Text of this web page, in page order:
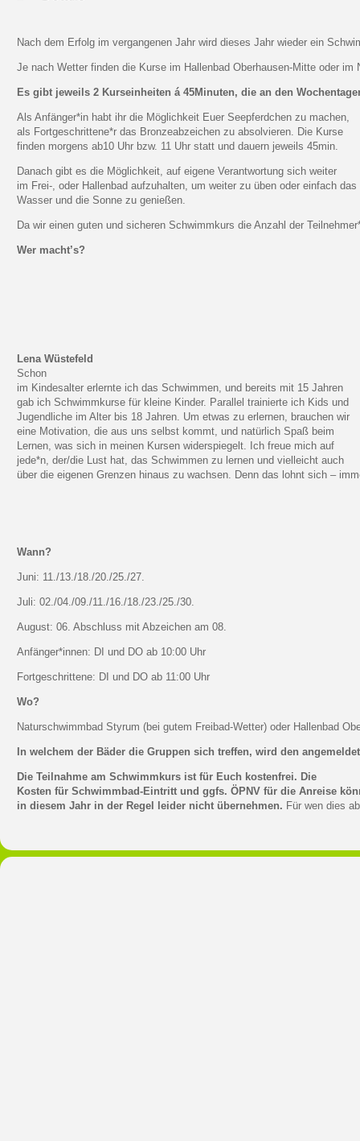
Nach dem Erfolg im vergangenen Jahr wird dieses Jahr wieder ein
Je nach Wetter finden die Kurse im Hallenbad Oberhausen-Mitte oder
Es gibt jeweils 2 Kurseinheiten á 45Minuten, die an den
Als Anfänger*in habt ihr die Möglichkeit Euer Seepferdchen zu machen,
als Fortgeschrittene*r das Bronzeabzeichen zu absolvieren. Die Kurse
finden morgens ab10 Uhr bzw. 11 Uhr statt und dauern jeweils 45min.
Danach gibt es die Möglichkeit, auf eigene Verantwortung sich weiter
im Frei-, oder Hallenbad aufzuhalten, um weiter zu üben oder einfach das
Wasser und die Sonne zu genießen.
Da wir einen guten und sicheren Schwimmkurs die Anzahl der
Wer macht’s?
Lena Wüstefeld
Schon
im Kindesalter erlernte ich das Schwimmen, und bereits mit 15 Jahren
gab ich Schwimmkurse für kleine Kinder. Parallel trainierte ich Kids und
Jugendliche im Alter bis 18 Jahren. Um etwas zu erlernen, brauchen wir
eine Motivation, die aus uns selbst kommt, und natürlich Spaß beim
Lernen, was sich in meinen Kursen widerspiegelt. Ich freue mich auf
jede*n, der/die Lust hat, das Schwimmen zu lernen und vielleicht auch
über die eigenen Grenzen hinaus zu wachsen. Denn das lohnt sich –
Wann?
Juni: 11./13./18./20./25./27.
Juli: 02./04./09./11./16./18./23./25./30.
August: 06. Abschluss mit Abzeichen am 08.
Anfänger*innen: DI und DO ab 10:00 Uhr
Fortgeschrittene: DI und DO ab 11:00 Uhr
Wo?
Naturschwimmbad Styrum (bei gutem Freibad-Wetter) oder Hallenbad
In welchem der Bäder die Gruppen sich treffen, wird den
Die Teilnahme am Schwimmkurs ist für Euch kostenfrei. Die
Kosten für Schwimmbad-Eintritt und ggfs. ÖPNV für die Anreise
in diesem Jahr in der Regel leider nicht übernehmen. Für wen dies